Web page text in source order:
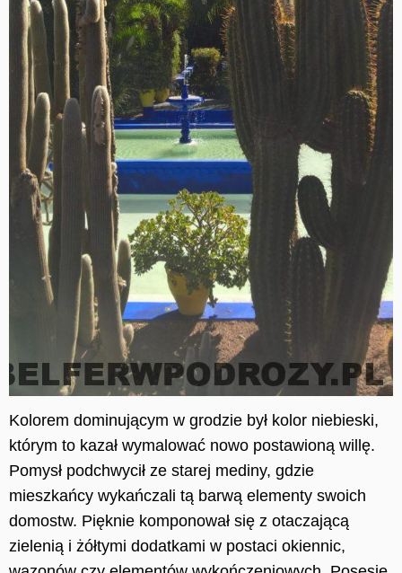
Kolorem dominującym w grodzie był kolor niebieski,
którym to kazał wymalować nowo postawioną willę.
Pomysł podchwycił ze starej mediny, gdzie
mieszkańcy wykańczali tą barwą elementy swoich
domostw. Pięknie komponował się z otaczającą
zielenią i żółtymi dodatkami w postaci okiennic,